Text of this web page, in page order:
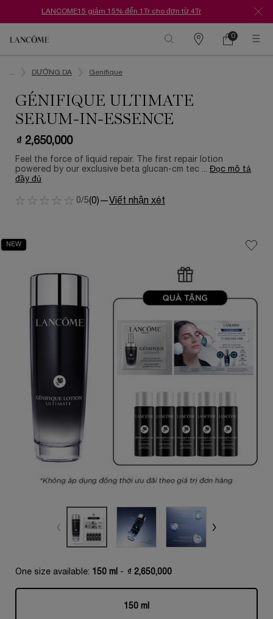
LANCOME15 giảm 15% đến 1Tr cho đơn từ 4Tr
Danh
Giỏ
0
0 Sản phẩm
DƯỠNG DA Genifique
GÉNIFIQUE ULTIMATE
SERUM-IN-ESSENCE
₫ 2,650,000
Feel the force of liquid repair. The first repair lotion
powered by our exclusive beta glucan-cm tec ... Đọc mô tả
đầy đủ
0/5(0) — Viết nhận xét
NEW
One size available: 150 ml - ₫ 2,650,000
Selected
150 ml
, 1 of 1